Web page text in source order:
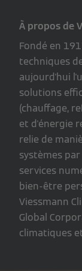
À propos de
Fondé en
techniques
aujourd'hui
solutions
(chauffage,
et d'énergie
relie de
systèmes
services
bien-être
Viessmann
Global
climatiques